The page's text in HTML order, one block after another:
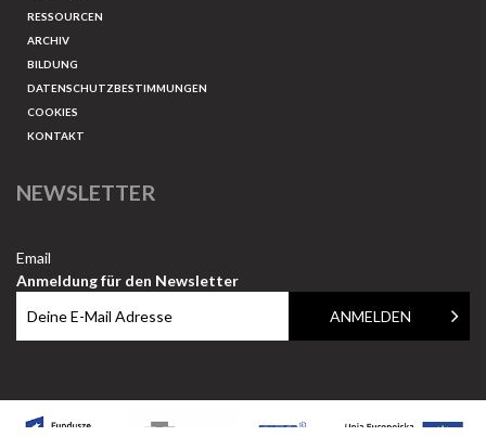
RESSOURCEN
ARCHIV
BILDUNG
DATENSCHUTZBESTIMMUNGEN
COOKIES
KONTAKT
NEWSLETTER
Email
Anmeldung für den Newsletter